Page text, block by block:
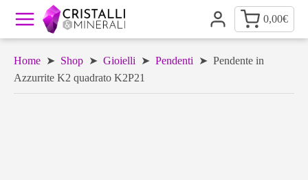
0,00€
Home ➤ Shop ➤ Gioielli ➤ Pendenti ➤ Pendente in
Azzurrite K2 quadrato K2P21